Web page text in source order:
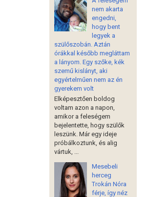
nem akarta
engedni,
hogy bent
legyek a
szülőszobán. Aztán
órákkal később megláttam
a lányom. Egy szőke, kék
szemű kislányt, aki
egyértelműen nem az én
gyerekem volt
Elképesztően boldog
voltam azon a napon,
amikor a feleségem
bejelentette, hogy szülők
leszünk. Már egy ideje
próbálkoztunk, és alig
vártuk, ...
Mesebeli
herceg
Trokán Nóra
férje, így néz